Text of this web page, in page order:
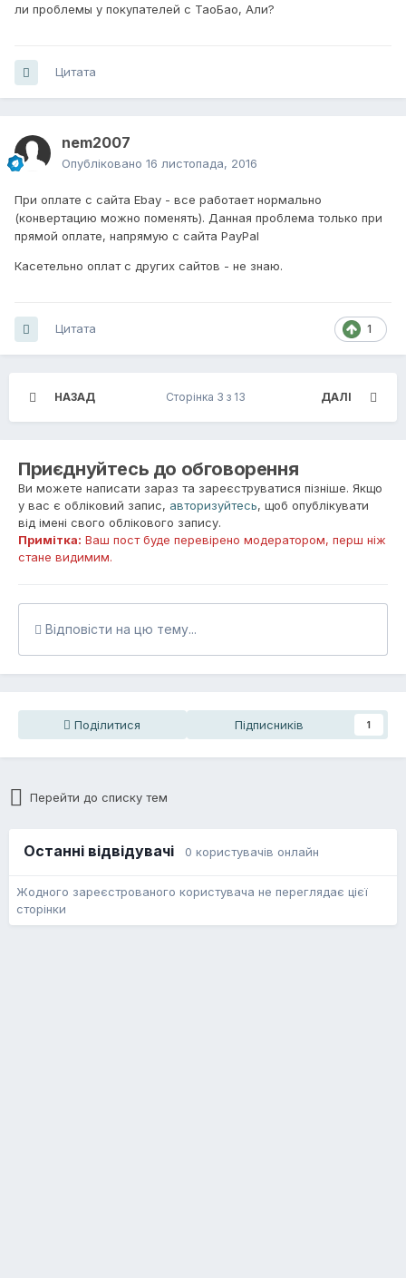
ли проблемы у покупателей с ТаоБао, Али?
Цитата
nem2007
Опубліковано 16 листопада, 2016
При оплате с сайта Ebay - все работает нормально
(конвертацию можно поменять). Данная проблема только при
прямой оплате, напрямую с сайта PayPal
Касетельно оплат с других сайтов - не знаю.
1
Цитата
НАЗАД ДАЛІ
Сторінка 3 з 13
Приєднуйтесь до обговорення
Ви можете написати зараз та зареєструватися пізніше. Якщо
у вас є обліковий запис, авторизуйтесь, щоб опублікувати
від імені свого облікового запису.
Примітка: Ваш пост буде перевірено модератором, перш ніж
стане видимим.
Відповісти на цю тему...
Поділитися Підписників 1
Перейти до списку тем
Останні відвідувачі 0 користувачів онлайн
Жодного зареєстрованого користувача не переглядає цієї
сторінки